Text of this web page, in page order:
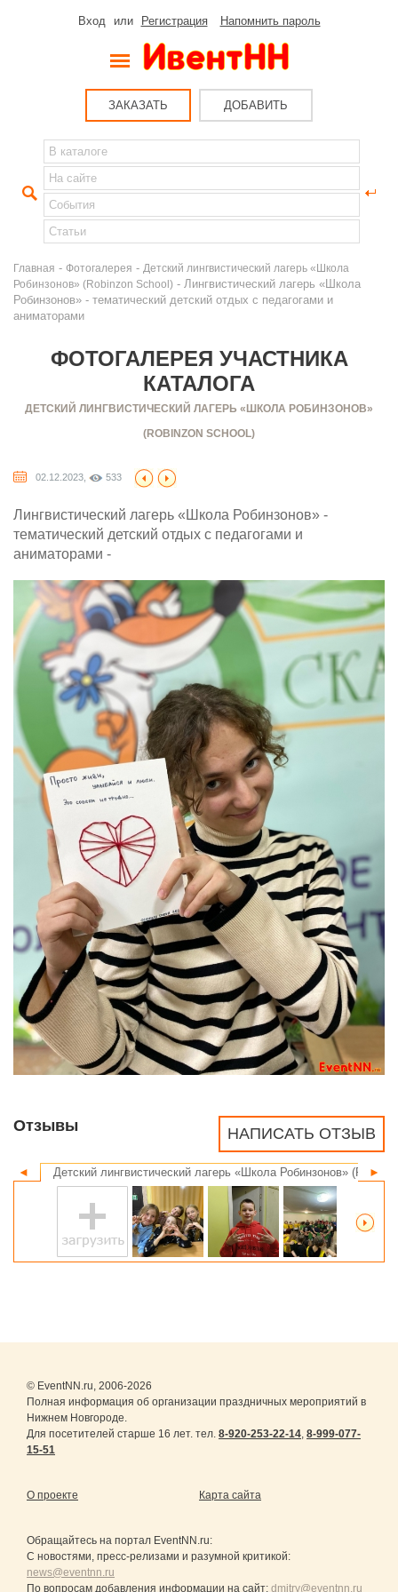
Вход или Регистрация Напомнить пароль
ЗАКАЗАТЬ ДОБАВИТЬ
Главная - Фотогалерея - Детский лингвистический лагерь «Школа
Робинзонов» (Robinzon School) - Лингвистический лагерь «Школа
Робинзонов» - тематический детский отдых с педагогами и
аниматорами
ФОТОГАЛЕРЕЯ УЧАСТНИКА
КАТАЛОГА
ДЕТСКИЙ ЛИНГВИСТИЧЕСКИЙ ЛАГЕРЬ «ШКОЛА РОБИНЗОНОВ»
(ROBINZON SCHOOL)
02.12.2023, 533
Лингвистический лагерь «Школа Робинзонов» -
тематический детский отдых с педагогами и
аниматорами -
НАПИСАТЬ ОТЗЫВ
Отзывы
◄ ►
Детский лингвистический лагерь «Школа Робинзонов»
© EventNN.ru, 2006-2026
Полная информация об организации праздничных мероприятий в
Нижнем Новгороде.
Для посетителей старше 16 лет. тел. 8-920-253-22-14, 8-999-077-
15-51
О проекте Карта сайта
Обращайтесь на портал EventNN.ru:
С новостями, пресс-релизами и разумной критикой:
news@eventnn.ru
По вопросам добавления информации на сайт: dmitry@eventnn.ru